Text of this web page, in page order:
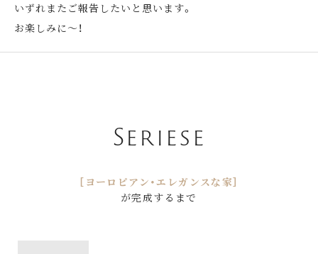
いずれまたご報告したいと思います。
お楽しみに～！
Seriese
［ヨーロピアン・エレガンスな家］
が完成するまで